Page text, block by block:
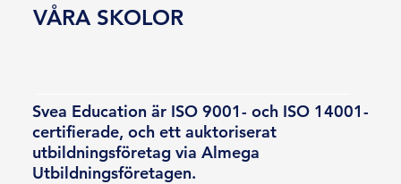
Svea Education är ISO 9001- och ISO 14001-
certifierade, och ett auktoriserat
utbildningsföretag via Almega
Utbildningsföretagen.
VÅRA SKOLOR